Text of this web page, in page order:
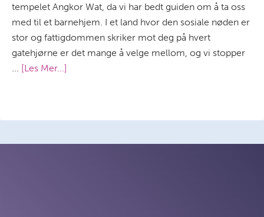
tempelet Angkor Wat, da vi har bedt guiden om å ta oss
med til et barnehjem. I et land hvor den sosiale nøden er
stor og fattigdommen skriker mot deg på hvert
gatehjørne er det mange å velge mellom, og vi stopper
... [Les Mer...]